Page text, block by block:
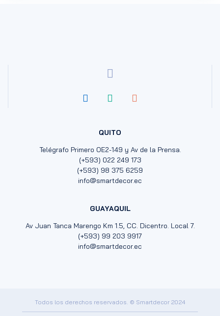
QUITO
Telégrafo Primero OE2-149 y Av de la Prensa.
(+593) 022 249 173
(+593) 98 375 6259
info@smartdecor.ec
GUAYAQUIL
Av Juan Tanca Marengo Km 1.5, CC. Dicentro. Local 7.
(+593) 99 203 9917
info@smartdecor.ec
Todos los derechos reservados. © Smartdecor 2024